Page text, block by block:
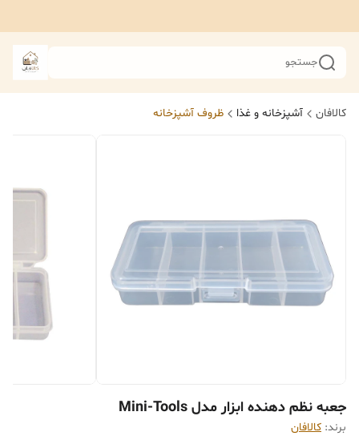
جستجو
کالافان آشپزخانه و غذا ظروف آشپزخانه
جعبه نظم دهنده ابزار مدل Mini-Tools
برند: کالافان